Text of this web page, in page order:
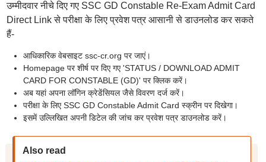
उम्मीदवार नीचे दिए गए SSC GD Constable Re-Exam Admit Card
Direct Link से परीक्षा के लिए प्रवेश पत्र आसानी से डाउनलोड कर सकते
हैं-
आधिकारिक वेबसाइट ssc-cr.org पर जाएं।
Homepage पर शीर्ष पर दिए गए 'STATUS / DOWNLOAD ADMIT
CARD FOR CONSTABLE (GD)' पर क्लिक करें।
अब यहां अपना लॉगिन क्रेडेंसियल जैसे विवरण दर्ज करें।
परीक्षा के लिए SSC GD Constable Admit Card स्क्रीन पर दिखेगा।
इसमें उल्लिखित अपनी डिटेल की जांच कर प्रवेश पत्र डाउनलोड करें।
Also read